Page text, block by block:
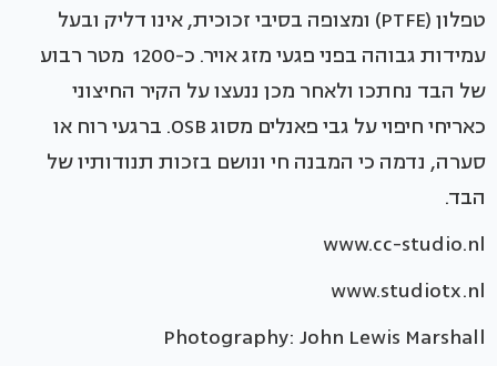
טפלון (PTFE) ומצופה בסיבי זכוכית, אינו דליק ובעל
עמידות גבוהה בפני פגעי מזג אויר. כ-1200 מטר רבוע
של הבד נחתכו ולאחר מכן ננעצו על הקיר החיצוני
כאריחי חיפוי על גבי פאנלים מסוג OSB. ברגעי רוח או
סערה, נדמה כי המבנה חי ונושם בזכות תנודותיו של
הבד.
www.cc-studio.nl
www.studiotx.nl
Photography: John Lewis Marshall